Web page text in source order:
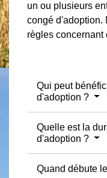
un ou plusieurs
congé d'adoption.
règles concernant
Qui peut
d'adoption ?
Quelle est la
d'adoption ?
Quand débute